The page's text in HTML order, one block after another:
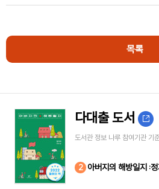
목록
다대출 도서
도서관 정보 나루 참여기관 기
1
2 아버지의 해방일지 :
3
4
5
6
7
8
9
10